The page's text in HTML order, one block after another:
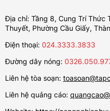
Địa chỉ: Tầng 8, Cung Trí Thức
Thuyết, Phường Cầu Giấy,
Điện thoại: 024.3333.3833
Đường dây nóng:
Liên hệ tòa soạn:
Liên hệ quảng cáo: